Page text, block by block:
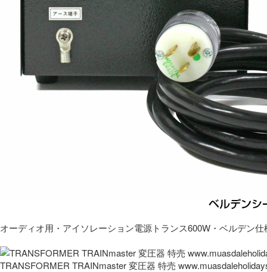
オーディオ用・アイソレーション電源トランス600W・ベルデン仕
TRANSFORMER TRAINmaster 変圧器 特売